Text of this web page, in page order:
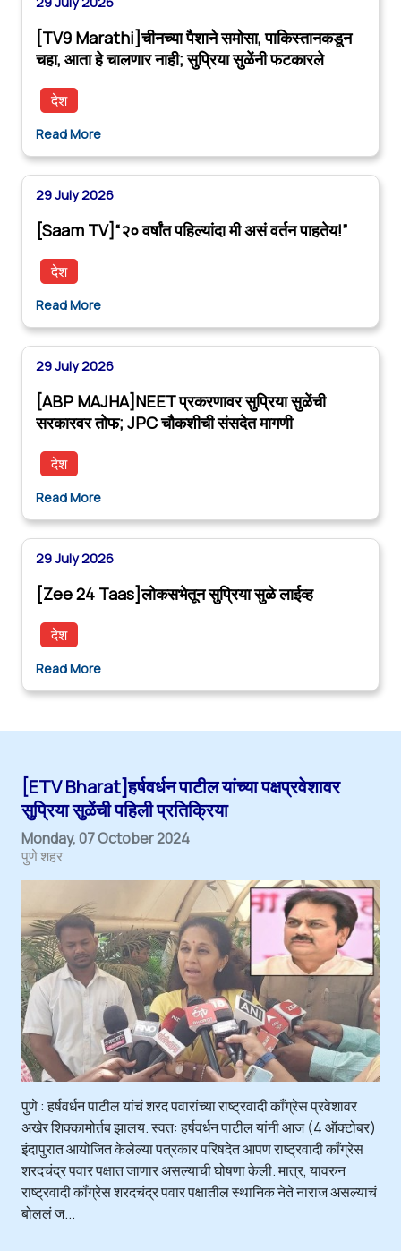
[TV9 Marathi]चीनच्या पैशाने समोसा, पाकिस्तानकडून
चहा, आता हे चालणार नाही; सुप्रिया सुळेंनी फटकारले
देश
Read More
29 July 2026
[Saam TV]“२० वर्षांत पहिल्यांदा मी असं वर्तन पाहतेय!”
देश
Read More
29 July 2026
[ABP MAJHA]NEET प्रकरणावर सुप्रिया सुळेंची
सरकारवर तोफ; JPC चौकशीची संसदेत मागणी
देश
Read More
29 July 2026
[Zee 24 Taas]लोकसभेतून सुप्रिया सुळे लाईव्ह
देश
Read More
[ETV Bharat]हर्षवर्धन पाटील यांच्या पक्षप्रवेशावर
सुप्रिया सुळेंची पहिली प्रतिक्रिया
Monday, 07 October 2024
पुणे शहर
पुणे : हर्षवर्धन पाटील यांचं शरद पवारांच्या राष्ट्रवादी काँग्रेस प्रवेशावर
अखेर शिक्कामोर्तब झालय. स्वत: हर्षवर्धन पाटील यांनी आज (4 ऑक्टोबर)
इंदापुरात आयोजित केलेल्या पत्रकार परिषदेत आपण राष्ट्रवादी काँग्रेस
शरदचंद्र पवार पक्षात जाणार असल्याची घोषणा केली. मात्र, यावरुन
राष्ट्रवादी कॉंग्रेस शरदचंद्र पवार पक्षातील स्थानिक नेते नाराज असल्याचं
बोललं ज...